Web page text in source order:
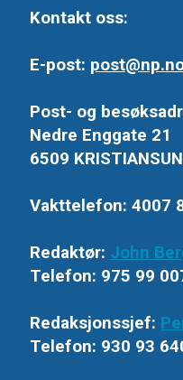
Kontakt oss:
E-post:
Post- og
Nedre Enggate 21
6509
Vakttelefon: 4007
Redaktør: John
Telefon: 975 99
Redaksjonssjef:
Telefon: 930 93